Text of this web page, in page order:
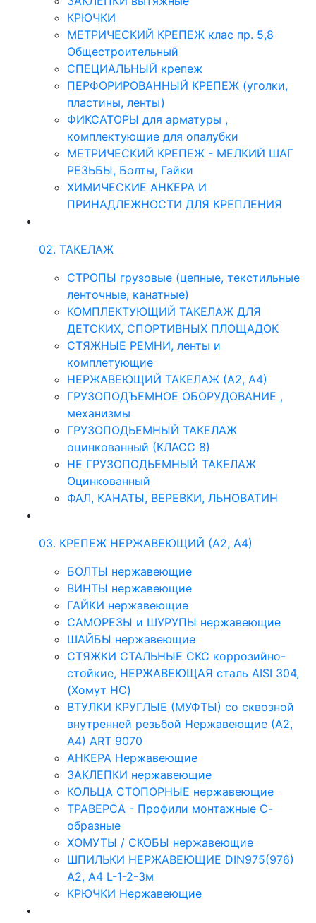
КРЮЧКИ
МЕТРИЧЕСКИЙ КРЕПЕЖ клас пр. 5,8
Общестроительный
СПЕЦИАЛЬНЫЙ крепеж
ПЕРФОРИРОВАННЫЙ КРЕПЕЖ (уголки,
пластины, ленты)
ФИКСАТОРЫ для арматуры ,
комплектующие для опалубки
МЕТРИЧЕСКИЙ КРЕПЕЖ - МЕЛКИЙ ШАГ
РЕЗЬБЫ, Болты, Гайки
ХИМИЧЕСКИЕ АНКЕРА И
ПРИНАДЛЕЖНОСТИ ДЛЯ КРЕПЛЕНИЯ
02. ТАКЕЛАЖ
СТРОПЫ грузовые (цепные, текстильные
ленточные, канатные)
КОМПЛЕКТУЮЩИЙ ТАКЕЛАЖ ДЛЯ
ДЕТСКИХ, СПОРТИВНЫХ ПЛОЩАДОК
СТЯЖНЫЕ РЕМНИ, ленты и
комплетующие
НЕРЖАВЕЮЩИЙ ТАКЕЛАЖ (А2, А4)
ГРУЗОПОДЪЕМНОЕ ОБОРУДОВАНИЕ ,
механизмы
ГРУЗОПОДЬЕМНЫЙ ТАКЕЛАЖ
оцинкованный (КЛАСС 8)
НЕ ГРУЗОПОДЬЕМНЫЙ ТАКЕЛАЖ
Оцинкованный
ФАЛ, КАНАТЫ, ВЕРЕВКИ, ЛЬНОВАТИН
03. КРЕПЕЖ НЕРЖАВЕЮЩИЙ (А2, А4)
БОЛТЫ нержавеющие
ВИНТЫ нержавеющие
ГАЙКИ нержавеющие
САМОРЕЗЫ и ШУРУПЫ нержавеющие
ШАЙБЫ нержавеющие
СТЯЖКИ СТАЛЬНЫЕ СКС коррозийно-
стойкие, НЕРЖАВЕЮЩАЯ сталь AISI 304,
(Хомут НС)
ВТУЛКИ КРУГЛЫЕ (МУФТЫ) со сквозной
внутренней резьбой Нержавеющие (А2,
А4) ART 9070
АНКЕРА Нержавеющие
ЗАКЛЕПКИ нержавеющие
КОЛЬЦА СТОПОРНЫЕ нержавеющие
ТРАВЕРСА - Профили монтажные С-
образные
ХОМУТЫ / СКОБЫ нержавеющие
ШПИЛЬКИ НЕРЖАВЕЮЩИЕ DIN975(976)
A2, А4 L-1-2-3м
КРЮЧКИ Нержавеющие